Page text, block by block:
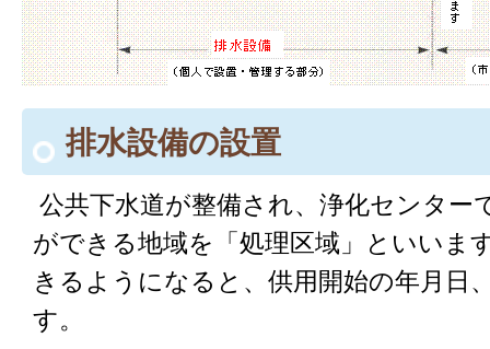
排水設備の設置
公共下水道が整備され、浄化センター
ができる地域を「処理区域」といいま
きるようになると、供用開始の年月日
す。